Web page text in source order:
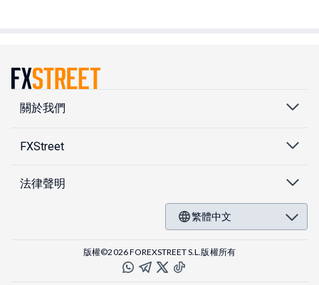
關於我們
FXStreet
法律聲明
繁體中文
版權©2026 FOREXSTREET S.L.版權所有